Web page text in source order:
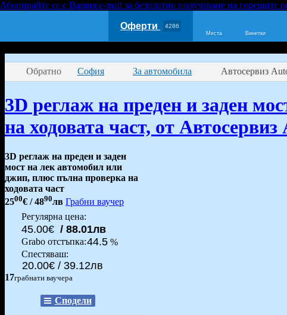
Абонирайте се с Вашия e-mail за безплатно получаване на горещите
Оферти 4286
Места Винетки
Обратно София За автомобила Автосервиз
3D реглаж на преден и заден
на ходовата част, от
3D реглаж на преден и заден
мост на лек автомобил или
джип, плюс пълна проверка на
ходовата част
2500€ / 4890лв Грабни ваучер
Регулярна цена:
45.00€ / 88.01лв
Grabo oтстъпка:44.5 %
Спестяваш:
20.00€ / 39.12лв
17грабнати ваучера
Сподели